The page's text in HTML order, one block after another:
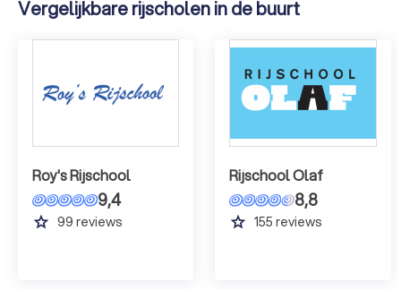
Vergelijkbare rijscholen in de buurt
Roy's Rijschool
9,4
grade 99 reviews
Rijschool Olaf
8,8
grade 155 reviews